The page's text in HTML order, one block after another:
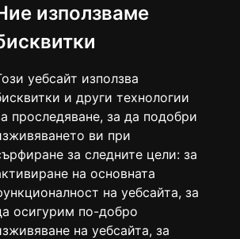
използваме
уебсайт използва
и други технологии
проследяване, за да подобри
ви при
за следните цели: за
на основната
на уебсайта, за
осигурим по-добро
на уебсайта, за
Ботев" 43
и абонаменти